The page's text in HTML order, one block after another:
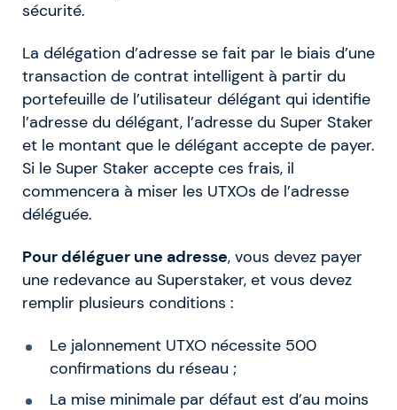
sécurité.
La délégation d’adresse se fait par le biais d’une
transaction de contrat intelligent à partir du
portefeuille de l’utilisateur délégant qui identifie
l’adresse du délégant, l’adresse du Super Staker
et le montant que le délégant accepte de payer.
Si le Super Staker accepte ces frais, il
commencera à miser les UTXOs de l’adresse
déléguée.
Pour déléguer une adresse, vous devez payer
une redevance au Superstaker, et vous devez
remplir plusieurs conditions :
Le jalonnement UTXO nécessite 500
confirmations du réseau ;
La mise minimale par défaut est d’au moins